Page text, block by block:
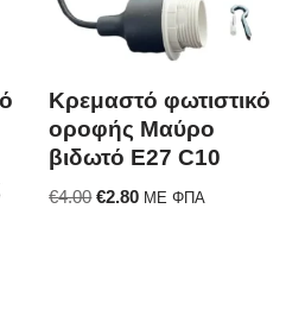
Κρεμαστό φωτιστικό
οροφής Μαύρο
βιδωτό E27 C10
€4.00 €2.80 ΜΕ ΦΠΑ